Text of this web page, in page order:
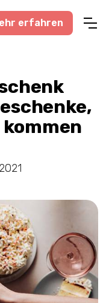
erfahren